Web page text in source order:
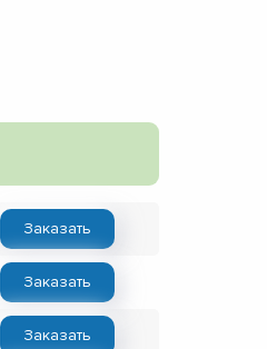
Заказать
Заказать
Заказать